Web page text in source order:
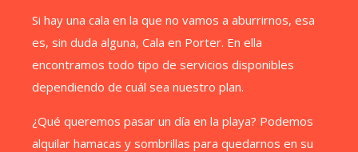
Si hay una cala en la que no vamos a aburrirnos, esa
es, sin duda alguna, Cala en Porter. En ella
encontramos todo tipo de servicios disponibles
dependiendo de cuál sea nuestro plan.
¿Qué queremos pasar un día en la playa? Podemos
alquilar hamacas y sombrillas para quedarnos en su